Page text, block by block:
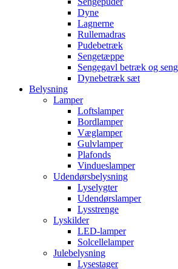
Dyne
Lagnerne
Rullemadras
Pudebetræk
Sengetæppe
Sengegavl betræk og
Dynebetræk sæt
Belysning
Lamper
Loftslamper
Bordlamper
Væglamper
Gulvlamper
Plafonds
Vindueslamper
Udendørsbelysning
Lyselygter
Udendørslamper
Lysstrenge
Lyskilder
LED-lamper
Solcellelamper
Julebelysning
Lysestager